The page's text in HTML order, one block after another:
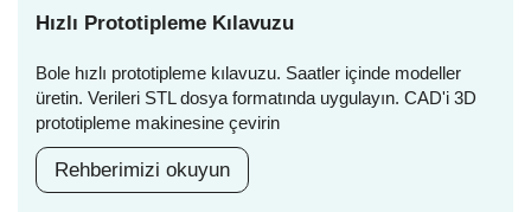
Hızlı Prototipleme Kılavuzu
Bole hızlı prototipleme kılavuzu. Saatler içinde modeller
üretin. Verileri STL dosya formatında uygulayın. CAD'i 3D
prototipleme makinesine çevirin
Rehberimizi okuyun